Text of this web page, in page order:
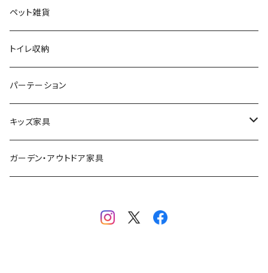
モノトーン
ナチュラル
シンプル
スタイリッシュ
レトロ
クッション
その他
ダイニングチェア
オフィスチェア
パーソナルチェア
フォールディングチェア
玄関・エントランスチェア
シューズラック・シューズボックス
傘立て
その他
ペット雑貨
トイレ収納
パーテーション
キッズ家具
プレイマット
ガーデン・アウトドア家具